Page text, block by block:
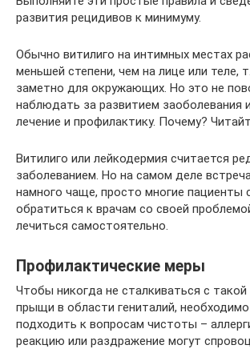
развития рецидивов к минимуму.
Обычно витилиго на интимных местах
меньшей степени, чем на лице или теле,
заметно для окружающих. Но это не
наблюдать за развитием заоболевания
лечение и профилактику. Почему?
Витилиго или лейкодермия считается
заболеванием. Но на самом деле
намного чаще, просто многие пациенты
обратиться к врачам со своей
лечиться самостоятельно.
Профилактические меры
Чтобы никогда не сталкиваться с
прыщи в области гениталий,
подходить к вопросам чистоты –
реакцию или раздражение могут